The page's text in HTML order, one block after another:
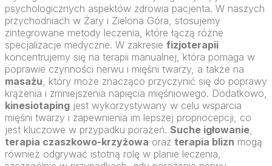
psychologicznych aspektów zdrowia pacjenta. W naszych
przychodniach w Żary i Zielona Góra, stosujemy
zintegrowane metody leczenia, które łączą różne
specjalizacje medyczne. W zakresie fizjoterapii
koncentrujemy się na terapii manualnej, która pomaga w
poprawie czynności nerwu i mięśni twarzy, a także na
masażu , który może znacząco przyczynić się do poprawy
krążenia i zmniejszenia napięcia mięśniowego. Dodatkowo,
kinesiotaping jest wykorzystywany w celu wsparcia
mięśni twarzy i zapewnienia im lepszej propriocepcji, co
jest kluczowe w przypadku porażeń. Suche igłowanie
terapia czaszkowo-krzyżowa oraz terapia blizn mogą
również odgrywać istotną rolę w planie leczenia,